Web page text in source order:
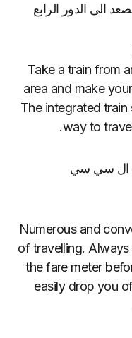
الى الدور الرابع
Take a train from
area and make
The integrated
way to
ال سي سي
Numerous and
of travelling.
the fare meter
easily drop you